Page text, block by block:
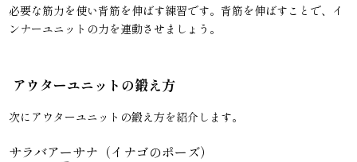
必要な筋力を使い背筋を伸ばす練習です。背筋を伸ばすことで、イ
ンナーユニットの力を連動させましょう。
アウターユニットの鍛え方
次にアウターユニットの鍛え方を紹介します。
サラバアーサナ（イナゴのポーズ）